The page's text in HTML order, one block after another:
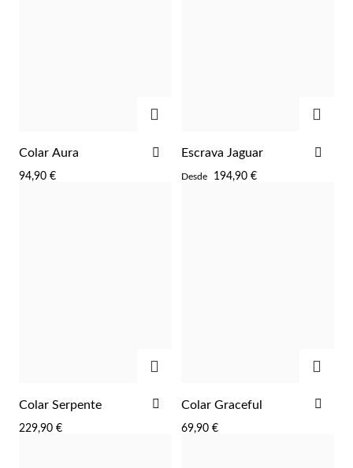
Colar Aura
94,90 €
ADICIONAR
FAVORITOS
Escrava Jaguar
Desde 194,90 €
Colar Serpente
229,90 €
ADICIONAR
FAVORITOS
Colar Graceful
69,90 €